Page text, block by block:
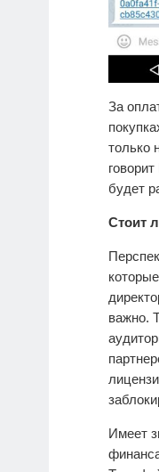
За
только
будет
Стоит
важно.
Имеет